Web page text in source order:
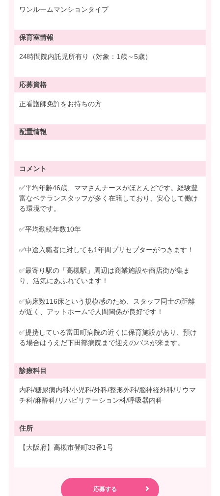
ワンルームマンションタイプ
保育室情報
24時間院内託児所有り（対象：1歳～5歳）
応募資格
正看護師免許をお持ちの方
配置情報
コメント
✅平均年齢46歳、ママさんナースがほとんどです。経験豊
富なベテランスタッフが多く在籍しており、安心して働け
る環境です。
✅平均勤続年数10年
✅中途入職者に対しても1年間プリセプターがつきます！
✅最寄り駅の「高槻駅」周辺は商業施設や商店街が集ま
り、活気にあふれています！
✅病床数116床という規模感のため、スタッフ同士の距離
が近く、アットホームで人間関係が良好です！
✅提携している富田町病院の近くに保育施設があり、預け
る場合はうえだ下田部病院まで迎えのバスが来ます。
診療科目
内科/糖尿病内科/小児科/外科/整形外科/脳神経外科/リウマ
チ科/麻酔科/リハビリテーション科/呼吸器内科
住所
【大阪府】高槻市登町33番1号